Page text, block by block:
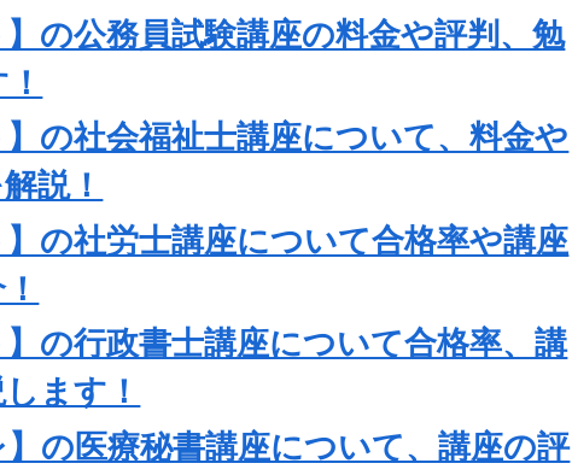
】の公務員試験講座の料金や評判、勉
】の社会福祉士講座について、料金や
説！
】の社労士講座について合格率や講座
】の行政書士講座について合格率、講
ます！
】の医療秘書講座について、講座の評